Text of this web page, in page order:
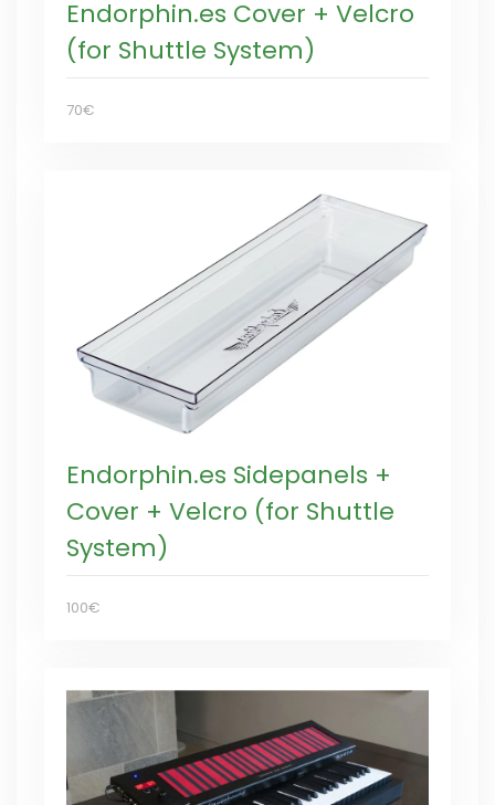
Endorphin.es Cover + Velcro
(for Shuttle System)
70€
Endorphin.es Sidepanels +
Cover + Velcro (for Shuttle
System)
100€